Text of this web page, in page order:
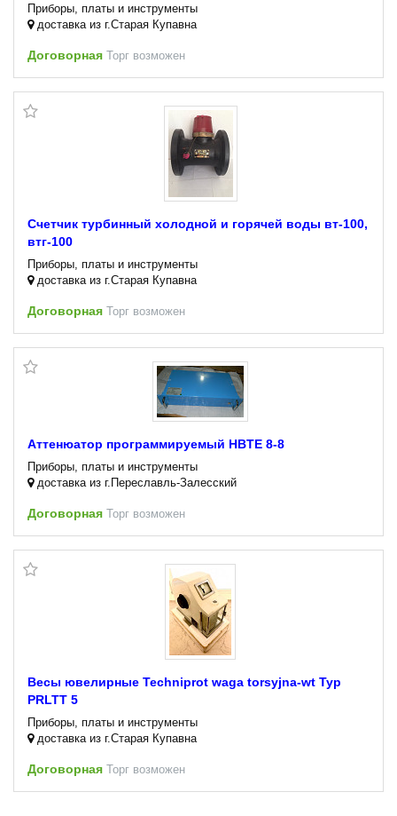
Приборы, платы и инструменты
доставка из г.Старая Купавна
Договорная Торг возможен
Счетчик турбинный холодной и горячей воды вт-100,
втг-100
Приборы, платы и инструменты
доставка из г.Старая Купавна
Договорная Торг возможен
Аттенюатор программируемый HBTE 8-8
Приборы, платы и инструменты
доставка из г.Переславль-Залесский
Договорная Торг возможен
Весы ювелирные Techniprot waga torsyjna-wt Typ
PRLTT 5
Приборы, платы и инструменты
доставка из г.Старая Купавна
Договорная Торг возможен